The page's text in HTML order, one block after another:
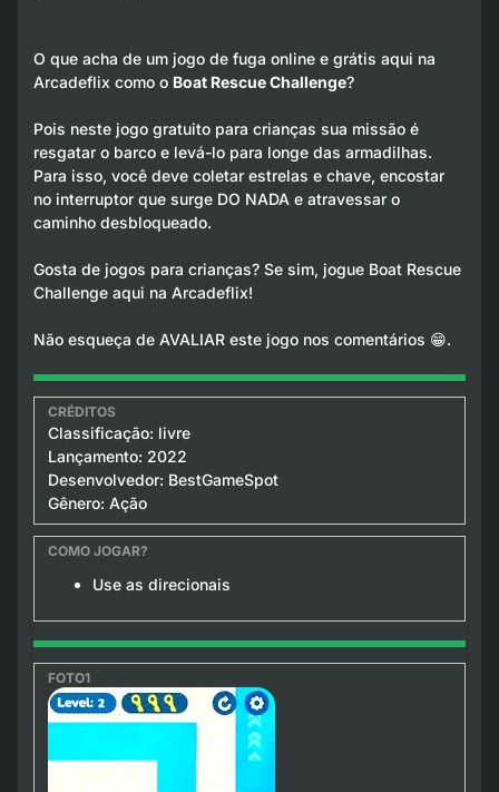
O que acha de um jogo de fuga online e grátis aqui na
Arcadeflix como o Boat Rescue Challenge?
Pois neste jogo gratuito para crianças sua missão é
resgatar o barco e levá-lo para longe das armadilhas.
Para isso, você deve coletar estrelas e chave, encostar
no interruptor que surge DO NADA e atravessar o
caminho desbloqueado.
Gosta de jogos para crianças? Se sim, jogue Boat Rescue
Challenge aqui na Arcadeflix!
Não esqueça de AVALIAR este jogo nos comentários 😁.
Classificação: livre
Lançamento: 2022
Desenvolvedor: BestGameSpot
Gênero: Ação
Use as direcionais